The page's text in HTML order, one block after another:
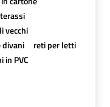
vecchi
divani
reti per letti
in PVC